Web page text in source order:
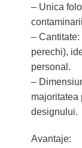
– Unica
–
perechi),
personal.
–
majoritatea
designului.
Avantaje: